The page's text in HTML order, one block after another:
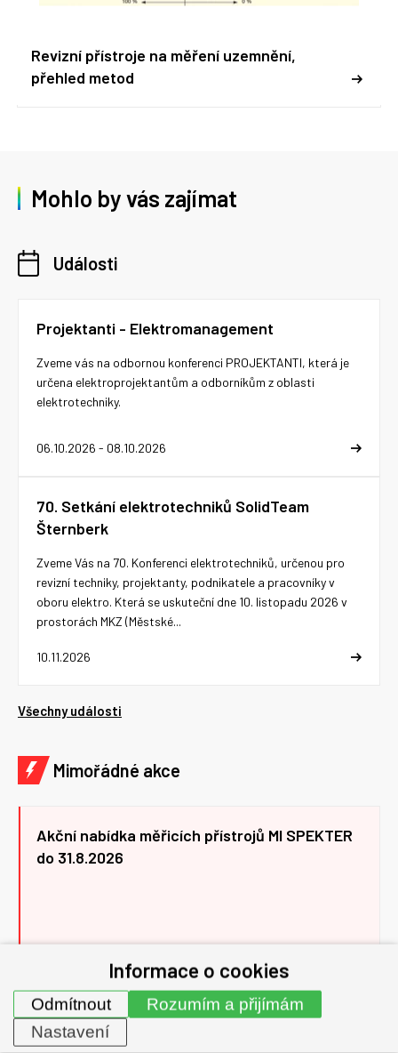
Revizní přístroje na měření uzemnění,
přehled metod
Mohlo by vás zajímat
Události
Projektanti - Elektromanagement
06.10.2026 - 08.10.2026
Zveme vás na odbornou konferenci PROJEKTANTI, která je
určena elektroprojektantům a odborníkům z oblasti
elektrotechniky.
70. Setkání elektrotechniků SolidTeam
Šternberk
10.11.2026
Zveme Vás na 70. Konferenci elektrotechniků, určenou pro
revizní techniky, projektanty, podnikatele a pracovníky v
oboru elektro. Která se uskuteční dne 10. listopadu 2026 v
prostorách MKZ (Městské...
Všechny události
Mimořádné akce
Akční nabídka měřicích přístrojů MI SPEKTER
do 31.8.2026
Všechny akce
Informace o cookies
Rozumím a přijímám
Odmítnout
Nastavení